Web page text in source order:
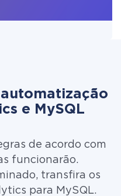
e MySQL
de acordo com
funcionarão.
transfira os
para MySQL.